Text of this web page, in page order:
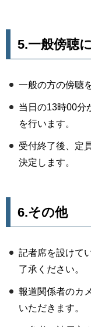
5.一般傍聴
一般の方の傍聴
当日の13時00分
を行います。
受付終了後、定
決定します。
6.その他
記者席を設けて
了承ください。
報道関係者のカ
いただきます。